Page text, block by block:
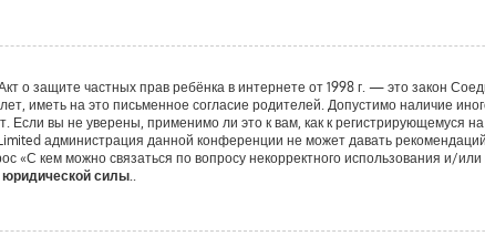
о защите частных прав ребёнка в интернете от 1998 г. — это закон
иметь на это письменное согласие родителей. Допустимо наличие
вы не уверены, применимо ли это к вам, как к регистрирующемуся
администрация данной конференции не может давать
«С кем можно связаться по вопросу некорректного использования и/
юридической силы..